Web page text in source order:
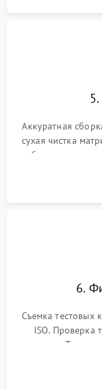
Аккуратная
сухая чистка
рабочего
6.
Съемка тестовых
ISO. Проверка
мишени. Тест
вспышки,